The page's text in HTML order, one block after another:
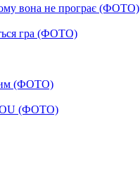
вона не програє (ФОТО)
гра (ФОТО)
(ФОТО)
(ФОТО)